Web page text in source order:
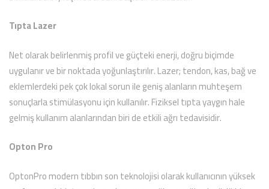
Tıpta Lazer
Net olarak belirlenmiş profil ve güçteki enerji, doğru biçimde
uygulanır ve bir noktada yoğunlaştırılır. Lazer; tendon, kas, bağ ve
eklemlerdeki pek çok lokal sorun ile geniş alanların muhteşem
sonuçlarla stimülasyonu için kullanılır. Fiziksel tıpta yaygın hale
gelmiş kullanım alanlarından biri de etkili ağrı tedavisidir.
Opton Pro
OptonPro modern tıbbın son teknolojisi olarak kullanıcının yüksek